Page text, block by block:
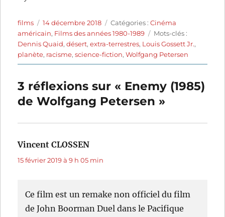
Auteur
films
Publié
le
14 décembre 2018 Catégories
Catégories :Cinéma
américain, Films des années 1980-1989 Étiquettes
Mots-clés :
Dennis Quaid,désert,extra-terrestres, Louis Gossett Jr.,
planète, racisme,science-fiction,Wolfgang Petersen
3 réflexions sur « Enemy (1985)
de Wolfgang Petersen »
Vincent CLOSSEN
15 février 2019 à 9 h 05 min
Ce film est un remake non officiel du film
de John Boorman Duel dans le Pacifique